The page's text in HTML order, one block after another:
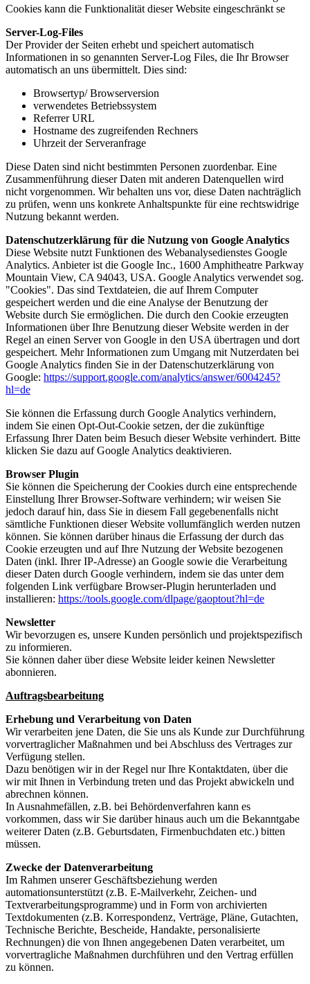
Cookies kann die Funktionalität dieser Website eingeschränkt se
Server-Log-Files
Der Provider der Seiten erhebt und speichert automatisch
Informationen in so genannten Server-Log Files, die Ihr Browser
automatisch an uns übermittelt. Dies sind:
Browsertyp/ Browserversion
verwendetes Betriebssystem
Referrer URL
Hostname des zugreifenden Rechners
Uhrzeit der Serveranfrage
Diese Daten sind nicht bestimmten Personen zuordenbar. Eine
Zusammenführung dieser Daten mit anderen Datenquellen wird
nicht vorgenommen. Wir behalten uns vor, diese Daten nachträglich
zu prüfen, wenn uns konkrete Anhaltspunkte für eine rechtswidrige
Nutzung bekannt werden.
Datenschutzerklärung für die Nutzung von Google Analytics
Diese Website nutzt Funktionen des Webanalysedienstes Google
Analytics. Anbieter ist die Google Inc., 1600 Amphitheatre Parkway
Mountain View, CA 94043, USA. Google Analytics verwendet sog.
"Cookies". Das sind Textdateien, die auf Ihrem Computer
gespeichert werden und die eine Analyse der Benutzung der
Website durch Sie ermöglichen. Die durch den Cookie erzeugten
Informationen über Ihre Benutzung dieser Website werden in der
Regel an einen Server von Google in den USA übertragen und dort
gespeichert. Mehr Informationen zum Umgang mit Nutzerdaten bei
Google Analytics finden Sie in der Datenschutzerklärung von
Google: https://support.google.com/analytics/answer/6004245?
hl=de
Sie können die Erfassung durch Google Analytics verhindern,
indem Sie einen Opt-Out-Cookie setzen, der die zukünftige
Erfassung Ihrer Daten beim Besuch dieser Website verhindert. Bitte
klicken Sie dazu auf Google Analytics deaktivieren.
Browser Plugin
Sie können die Speicherung der Cookies durch eine entsprechende
Einstellung Ihrer Browser-Software verhindern; wir weisen Sie
jedoch darauf hin, dass Sie in diesem Fall gegebenenfalls nicht
sämtliche Funktionen dieser Website vollumfänglich werden nutzen
können. Sie können darüber hinaus die Erfassung der durch das
Cookie erzeugten und auf Ihre Nutzung der Website bezogenen
Daten (inkl. Ihrer IP-Adresse) an Google sowie die Verarbeitung
dieser Daten durch Google verhindern, indem sie das unter dem
folgenden Link verfügbare Browser-Plugin herunterladen und
installieren: https://tools.google.com/dlpage/gaoptout?hl=de
Newsletter
Wir bevorzugen es, unsere Kunden persönlich und projektspezifisch
zu informieren.
Sie können daher über diese Website leider keinen Newsletter
abonnieren.
Auftragsbearbeitung
Erhebung und Verarbeitung von Daten
Wir verarbeiten jene Daten, die Sie uns als Kunde zur Durchführung
vorvertraglicher Maßnahmen und bei Abschluss des Vertrages zur
Verfügung stellen.
Dazu benötigen wir in der Regel nur Ihre Kontaktdaten, über die
wir mit Ihnen in Verbindung treten und das Projekt abwickeln und
abrechnen können.
In Ausnahmefällen, z.B. bei Behördenverfahren kann es
vorkommen, dass wir Sie darüber hinaus auch um die Bekanntgabe
weiterer Daten (z.B. Geburtsdaten, Firmenbuchdaten etc.) bitten
müssen.
Zwecke der Datenverarbeitung
Im Rahmen unserer Geschäftsbeziehung werden
automationsunterstützt (z.B. E-Mailverkehr, Zeichen- und
Textverarbeitungsprogramme) und in Form von archivierten
Textdokumenten (z.B. Korrespondenz, Verträge, Pläne, Gutachten,
Technische Berichte, Bescheide, Handakte, personalisierte
Rechnungen) die von Ihnen angegebenen Daten verarbeitet, um
vorvertragliche Maßnahmen durchführen und den Vertrag erfüllen
zu können.